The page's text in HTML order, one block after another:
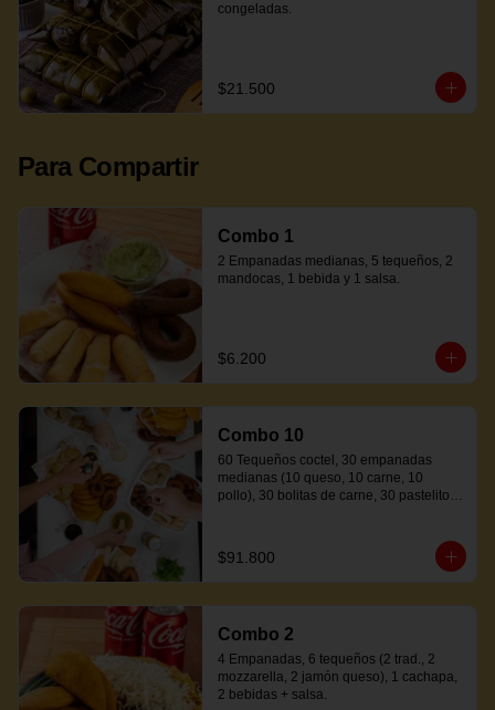
congeladas.
$21.500
Para Compartir
Combo 1
2 Empanadas medianas, 5 tequeños, 2
mandocas, 1 bebida y 1 salsa.
$6.200
Combo 10
60 Tequeños coctel, 30 empanadas
medianas (10 queso, 10 carne, 10
pollo), 30 bolitas de carne, 30 pastelitos
$91.800
Combo 2
4 Empanadas, 6 tequeños (2 trad., 2
mozzarella, 2 jamón queso), 1 cachapa,
2 bebidas + salsa.